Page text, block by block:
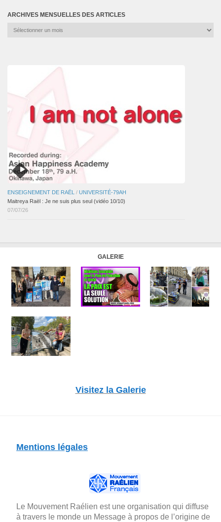
ARCHIVES MENSUELLES DES ARTICLES
Archives
ENSEIGNEMENT DE RAËL / UNIVERSITÉ-79AH
Maitreya Raël : Je ne suis plus seul (vidéo 10/10)
07/07/26
GALERIE
Visitez la Galerie
Mentions légales
Le Mouvement Raélien est une organisation qui diffuse
à travers le monde un Message à propos de l’origine de